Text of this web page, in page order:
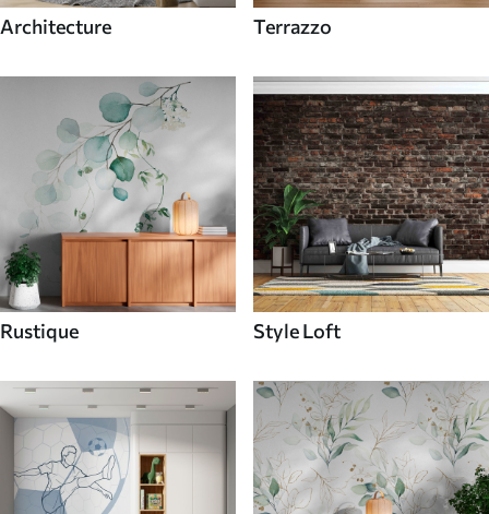
Architecture Terrazzo
Rustique Style Loft